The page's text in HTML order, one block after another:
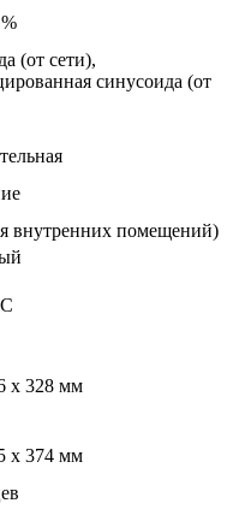
(от сети),
синусоида (от
внутренних помещений)
х 328 мм
х 374 мм